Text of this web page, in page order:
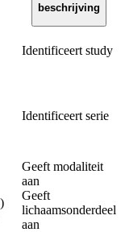
beschrijving
Identificeert study
Identificeert serie
Geeft modaliteit
aan
Geeft
lichaamsonderdeel
aan